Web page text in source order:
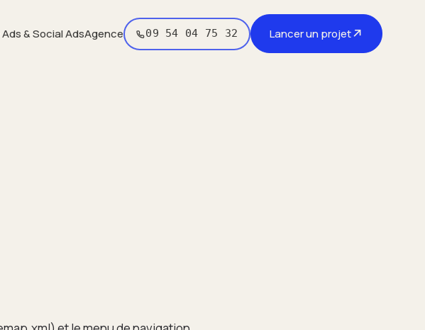
& Social AdsAgence 09 54 04 75 32 Lancer un projet↗